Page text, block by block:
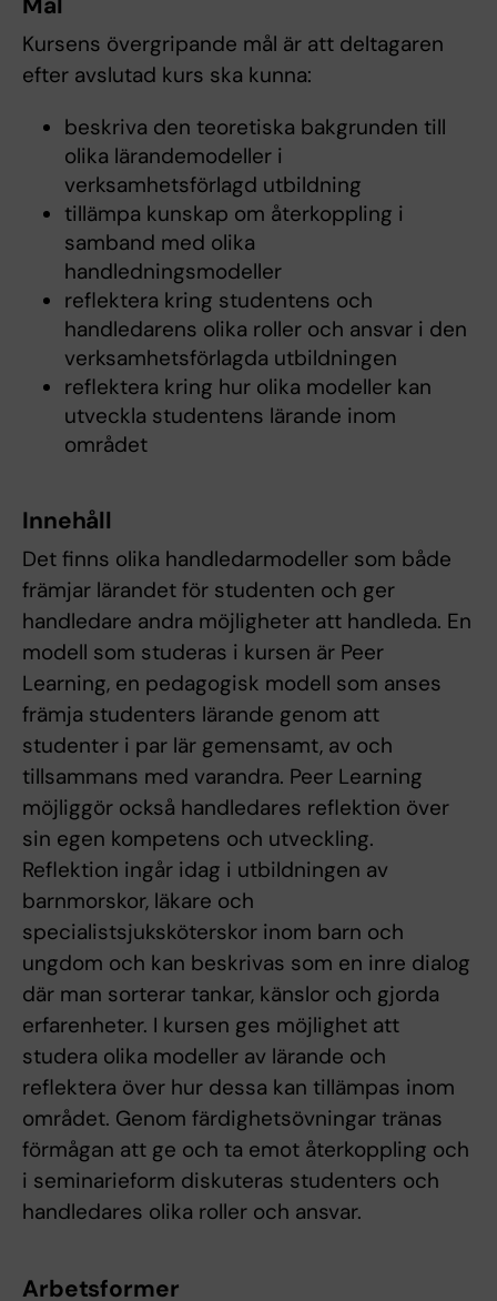
Kursens övergripande mål är att deltagaren
efter avslutad kurs ska kunna:
beskriva den teoretiska bakgrunden till
olika lärandemodeller i
verksamhetsförlagd utbildning
tillämpa kunskap om återkoppling i
samband med olika
handledningsmodeller
reflektera kring studentens och
handledarens olika roller och ansvar i den
verksamhetsförlagda utbildningen
reflektera kring hur olika modeller kan
utveckla studentens lärande inom
området
Innehåll
Det finns olika handledarmodeller som både
främjar lärandet för studenten och ger
handledare andra möjligheter att handleda. En
modell som studeras i kursen är Peer
Learning, en pedagogisk modell som anses
främja studenters lärande genom att
studenter i par lär gemensamt, av och
tillsammans med varandra. Peer Learning
möjliggör också handledares reflektion över
sin egen kompetens och utveckling.
Reflektion ingår idag i utbildningen av
barnmorskor, läkare och
specialistsjuksköterskor inom barn och
ungdom och kan beskrivas som en inre dialog
där man sorterar tankar, känslor och gjorda
erfarenheter. I kursen ges möjlighet att
studera olika modeller av lärande och
reflektera över hur dessa kan tillämpas inom
området. Genom färdighetsövningar tränas
förmågan att ge och ta emot återkoppling och
i seminarieform diskuteras studenters och
handledares olika roller och ansvar.
Arbetsformer